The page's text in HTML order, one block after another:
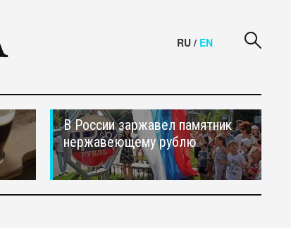
RU / EN
В России заржавел памятник
нержавеющему рублю